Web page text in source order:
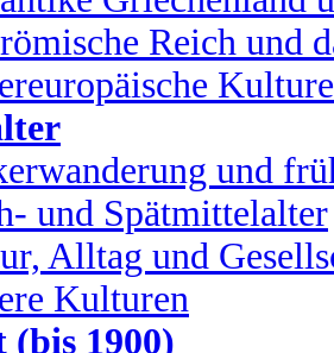
Reich und
und
und Spätmittelalter
Alltag und
Kulturen
(bis 1900)